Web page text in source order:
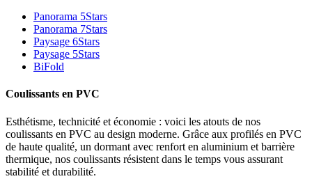
Panorama 5Stars
Panorama 7Stars
Paysage 6Stars
Paysage 5Stars
BiFold
Coulissants en PVC
Esthétisme, technicité et économie : voici les atouts de nos
coulissants en PVC au design moderne. Grâce aux profilés en PVC
de haute qualité, un dormant avec renfort en aluminium et barrière
thermique, nos coulissants résistent dans le temps vous assurant
stabilité et durabilité.